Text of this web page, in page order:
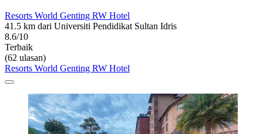
Resorts World Genting RW Hotel
41.5 km dari Universiti Pendidikat Sultan Idris
8.6/10
Terbaik
(62 ulasan)
Resorts World Genting RW Hotel